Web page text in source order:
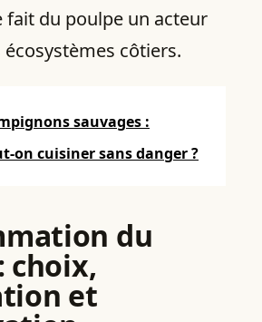
fait du poulpe un acteur
côtiers.
sauvages :
on cuisiner sans danger ?
du
choix,
et